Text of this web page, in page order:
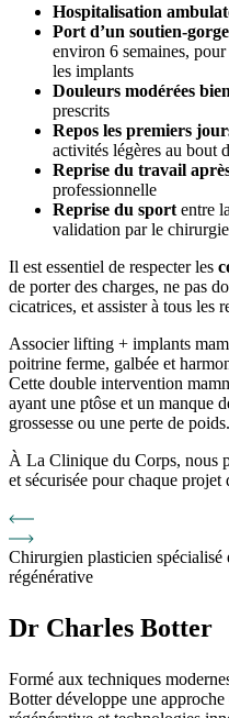
Hospitalisation
Port d’un soutien-
environ 6 semaines,
les implants
Douleurs modérées
prescrits
Repos les premiers
activités légères au bout
Reprise du travail
professionnelle
Reprise du sport entre
validation par le
Il est essentiel de respecter les
de porter des charges, ne pas
cicatrices, et assister à tous les
Associer lifting + implants
poitrine ferme, galbée et
Cette double intervention
ayant une ptôse et un manque
grossesse ou une perte de poids.
À La Clinique du Corps, nous
et sécurisée pour chaque
Chirurgien plasticien spécialisé
régénérative
Dr Charles Botter
Formé aux techniques
Botter développe une